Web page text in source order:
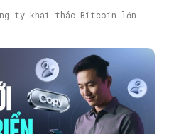
ty khai thác Bitcoin lớn